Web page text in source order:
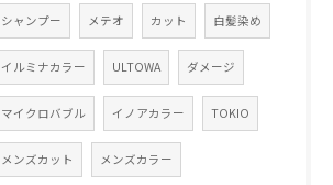
シャンプー メテオ カット 白髪染め
イルミナカラー ULTOWA ダメージ
マイクロバブル イノアカラー TOKIO
メンズカット メンズカラー